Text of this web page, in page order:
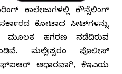
ಕಾಲೇಜುಗಳಲ್ಲಿ ಕೌನ್ಸೆಲಿಂಗ್
ಕೋಟಾದ ಸೀಟ್‌ಗಳನ್ನು
ಮೂಲಕ ಹಗರಣ ನಡೆದಿರುವ
ಮಲ್ಲೇಶ್ವರಂ ಪೊಲೀಸ್
ಆಧಾರವಾಗಿ, ಕೆಇಎಯ